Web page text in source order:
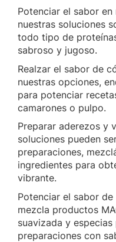
Potenciar el sabor
nuestras soluciones
todo tipo de
sabroso y jugoso.
Realzar el sabor de
nuestras opciones,
para potenciar
camarones o pulpo.
Preparar aderezos y
soluciones pueden
preparaciones,
ingredientes para
vibrante.
Potenciar el sabor
mezcla productos
suavizada y
preparaciones con